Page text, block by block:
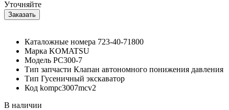
Уточняйте
Каталожные номера 723-40-71800
Марка KOMATSU
Модель PC300-7
Тип запчасти Клапан автономного понижения давления
Тип Гусеничный экскаватор
Код kompc3007mcv2
В наличии